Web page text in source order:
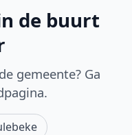
de buurt
gemeente? Ga